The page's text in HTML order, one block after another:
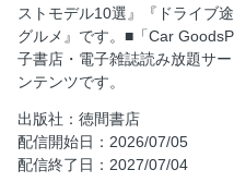
最強カー用品ベストバイ
最強カー用品ベストバイ
キャンピングカー ベスト
奥付
ストモデル10選』『ドライブ
グルメ』です。■「Car
子書店・電子雑誌読み放題サ
ンテンツです。
出版社：徳間書店
配信開始日：2026/07/05
配信終了日：2027/07/04